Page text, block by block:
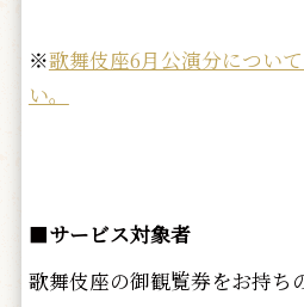
※歌舞伎座6月公演分につい
い。
■サービス対象者
歌舞伎座の御観覧券をお持ち